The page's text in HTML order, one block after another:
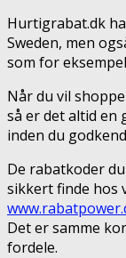
Hurtigrabat.dk
Sweden, men
som for eksempel
Når du vil
så er det altid en
inden du
De rabatkoder
sikkert finde hos
Det er samme
fordele.